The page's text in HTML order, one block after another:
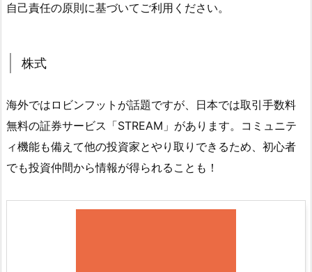
自己責任の原則に基づいてご利用ください。
株式
海外ではロビンフットが話題ですが、日本では取引手数料
無料の証券サービス「STREAM」があります。コミュニテ
ィ機能も備えて他の投資家とやり取りできるため、初心者
でも投資仲間から情報が得られることも！